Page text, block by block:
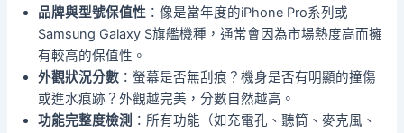
品牌與型號保值性 ：像是當年度的iPhone Pro系列或
Samsung Galaxy S旗艦機種，通常會因為市場熱度高而擁
有較高的保值性。
外觀狀況分數 ：螢幕是否無刮痕？機身是否有明顯的撞傷
或進水痕跡？外觀越完美，分數自然越高。
功能完整度檢測 ：所有功能（如充電孔、聽筒、麥克風、